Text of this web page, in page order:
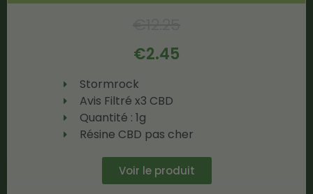
€2.45
Stormrock
Avis Filtré x3 CBD
Quantité : 1g
Résine CBD pas cher
Voir le produit